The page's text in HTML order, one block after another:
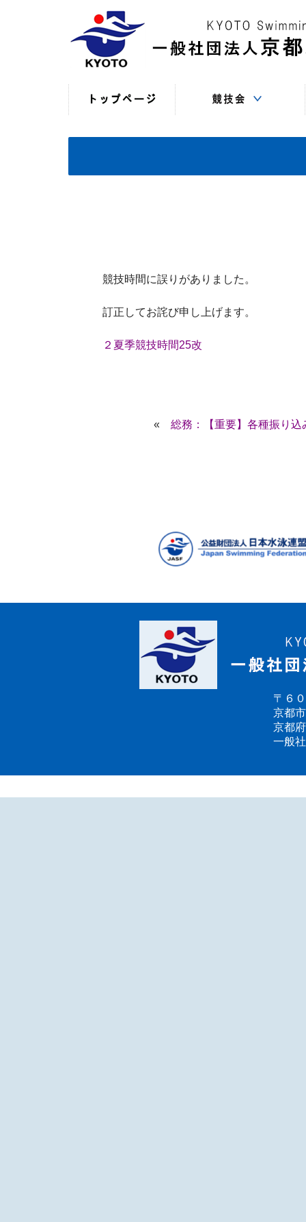
（現年度）
（過年度以前）
（申込・連絡事項等）
競技時間に誤りがありました。
訂正してお詫び申し上げます。
２夏季競技時間25改
« 総務：【重要】各種振り
〒６
京都
京都
一般